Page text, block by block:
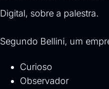
Digital, sobre a palestra.
Segundo Bellini, um
Curioso
Observador